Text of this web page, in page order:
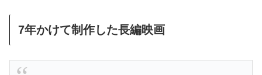
7年かけて制作した長編映画